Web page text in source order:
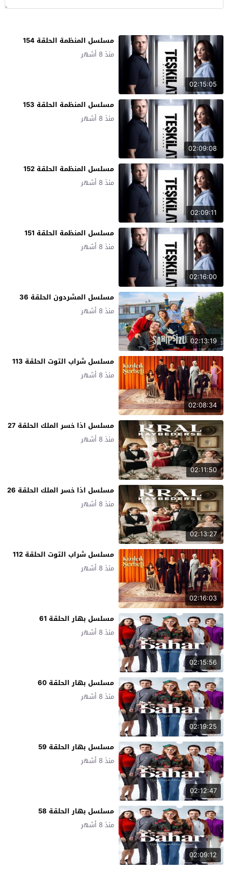
02:15:05
مسلسل المنظمة الحلقة 154
منذ 8 أشهر
02:09:08
مسلسل المنظمة الحلقة 153
منذ 8 أشهر
02:09:11
مسلسل المنظمة الحلقة 152
منذ 8 أشهر
02:16:00
مسلسل المنظمة الحلقة 151
منذ 8 أشهر
02:13:19
مسلسل المشردون الحلقة 36
منذ 8 أشهر
02:08:34
مسلسل شراب التوت الحلقة 113
منذ 8 أشهر
02:11:50
مسلسل اذا خسر الملك الحلقة 27
منذ 8 أشهر
02:13:27
مسلسل اذا خسر الملك الحلقة 26
منذ 8 أشهر
02:16:03
مسلسل شراب التوت الحلقة 112
منذ 8 أشهر
02:15:56
مسلسل بهار الحلقة 61
منذ 8 أشهر
02:19:25
مسلسل بهار الحلقة 60
منذ 8 أشهر
02:12:47
مسلسل بهار الحلقة 59
منذ 8 أشهر
02:09:12
مسلسل بهار الحلقة 58
منذ 8 أشهر